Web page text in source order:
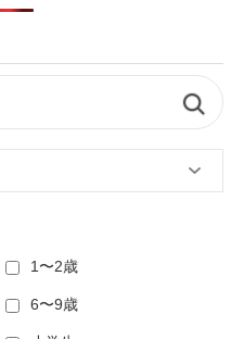
1〜2歳
6〜9歳